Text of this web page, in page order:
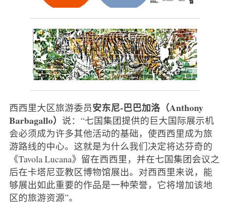
西西里大区旅游委员安东尼-巴巴加洛（Anthony
Barbagallo） 说：“七国集团提供的巨大国际展示机
会必须成为许多其他活动的基础，使西西里成为旅
游路线的中心。这就是为什么我们决定将达芬奇的
《Tavola Lucana》留在西西里，并在七国集团会议之
后在卡塔尼亚教区博物馆展出。对西西里来说，能
够展出如此重要的作品是一种荣誉，它将增加该地
区的旅游资源”。